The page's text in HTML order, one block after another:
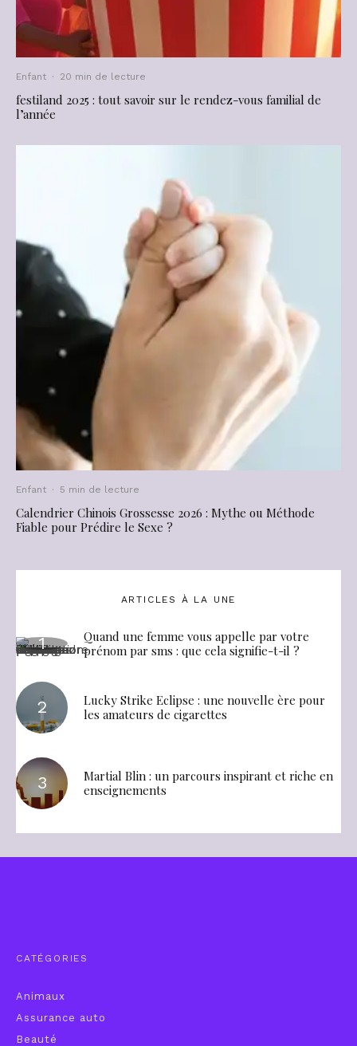
Enfant · 20 min de lecture
festiland 2025 : tout savoir sur le rendez-vous familial de
l’année
Enfant · 5 min de lecture
Calendrier Chinois Grossesse 2026 : Mythe ou Méthode
Fiable pour Prédire le Sexe ?
ARTICLES À LA UNE
Quand une femme vous appelle par votre
prénom par sms : que cela signifie-t-il ?
Lucky Strike Eclipse : une nouvelle ère pour
les amateurs de cigarettes
Martial Blin : un parcours inspirant et riche en
enseignements
CATÉGORIES
Animaux
Assurance auto
Beauté